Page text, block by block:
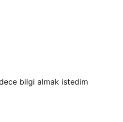
bilgi almak istedim